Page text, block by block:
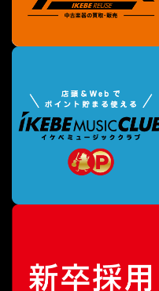
販売価格¥1,760（税込）